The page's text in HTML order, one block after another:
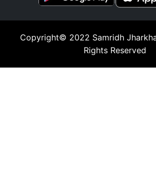
Copyright© 2022 Samridh
Rights Reserved